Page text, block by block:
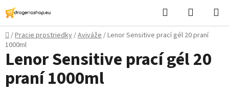
Prejsť
na
obsah
Hľadať
košík
Domov
/Pracie prostriedky/Aviváže/Lenor Sensitive prací gél 20 praní
1000ml
Lenor Sensitive prací gél 20
praní 1000ml